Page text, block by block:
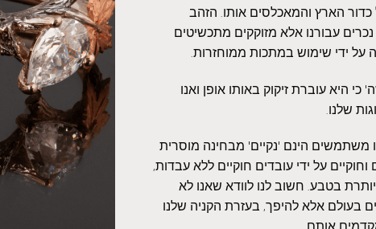
הארץ והמאכלסים אותו. הזהב
עבורנו אלא מזוקקים מתכשיטים
על ידי שימוש במתכות ממוחזרות.
היא עוברת זיקוק באותו אופן ואנו
שלנו.
משתמשים הינם 'נקיים' מבחינה מוסרית
על ידי עובדים חוקיים ללא עבדות,
בטבע. חשוב לנו לוודא שאנו לא
בעולם אלא להיפך, בעזרת הקניה שלנו